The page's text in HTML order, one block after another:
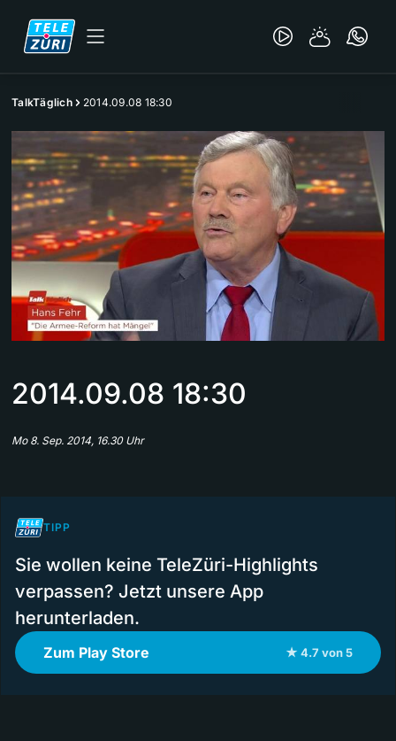
TalkTäglich 2014.09.08 18:30
2014.09.08 18:30
Mo 8. Sep. 2014, 16.30 Uhr
TIPP
Sie wollen keine TeleZüri-Highlights
verpassen? Jetzt unsere App
herunterladen.
Zum Play Store ★ 4.7 von 5